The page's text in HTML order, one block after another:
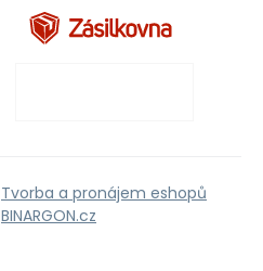
Tvorba a pronájem eshopů
BINARGON.cz